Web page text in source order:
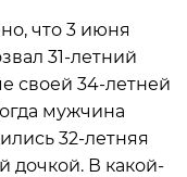
что 3 июня
31-летний
своей 34-летней
мужчина
32-летняя
дочкой. В какой-